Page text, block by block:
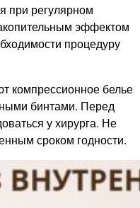
при регулярном
эффектом
процедуру
компрессионное белье
бинтами. Перед
у хирурга. Не
сроком годности.